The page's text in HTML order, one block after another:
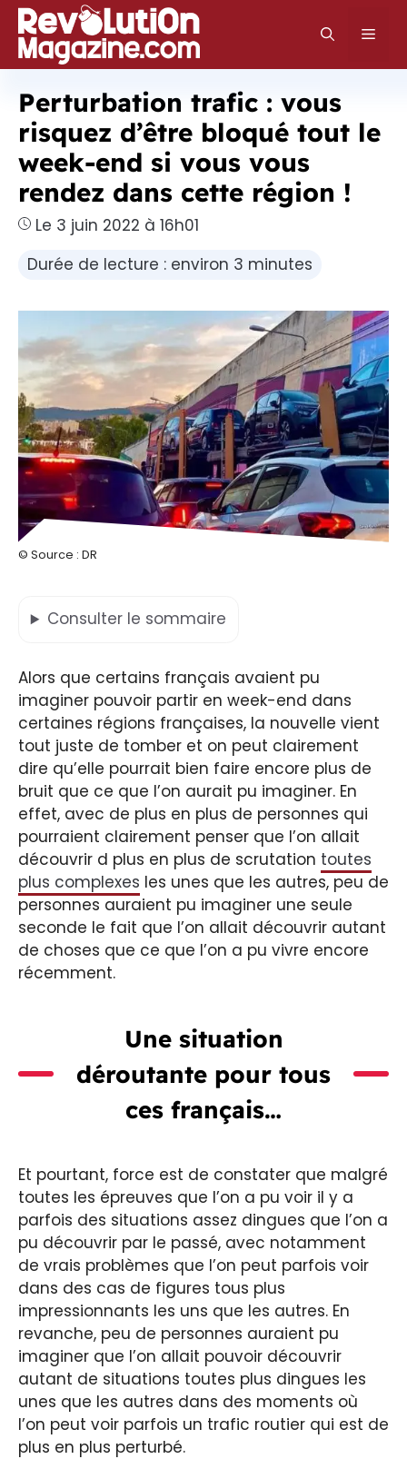
Aller
au
contenu
Perturbation trafic : vous
risquez d’être bloqué tout le
week-end si vous vous
rendez dans cette région !
Le 3 juin 2022 à 16h01
Durée de lecture : environ 3 minutes
© Source : DR
Consulter le sommaire
Alors que certains français avaient pu
imaginer pouvoir partir en week-end dans
certaines régions françaises, la nouvelle vient
tout juste de tomber et on peut clairement
dire qu’elle pourrait bien faire encore plus de
bruit que ce que l’on aurait pu imaginer. En
effet, avec de plus en plus de personnes qui
pourraient clairement penser que l’on allait
découvrir d plus en plus de scrutation toutes
plus complexes les unes que les autres, peu de
personnes auraient pu imaginer une seule
seconde le fait que l’on allait découvrir autant
de choses que ce que l’on a pu vivre encore
récemment.
Une situation
déroutante pour tous
ces français…
Et pourtant, force est de constater que malgré
toutes les épreuves que l’on a pu voir il y a
parfois des situations assez dingues que l’on a
pu découvrir par le passé, avec notamment
de vrais problèmes que l’on peut parfois voir
dans des cas de figures tous plus
impressionnants les uns que les autres. En
revanche, peu de personnes auraient pu
imaginer que l’on allait pouvoir découvrir
autant de situations toutes plus dingues les
unes que les autres dans des moments où
l’on peut voir parfois un trafic routier qui est de
plus en plus perturbé.